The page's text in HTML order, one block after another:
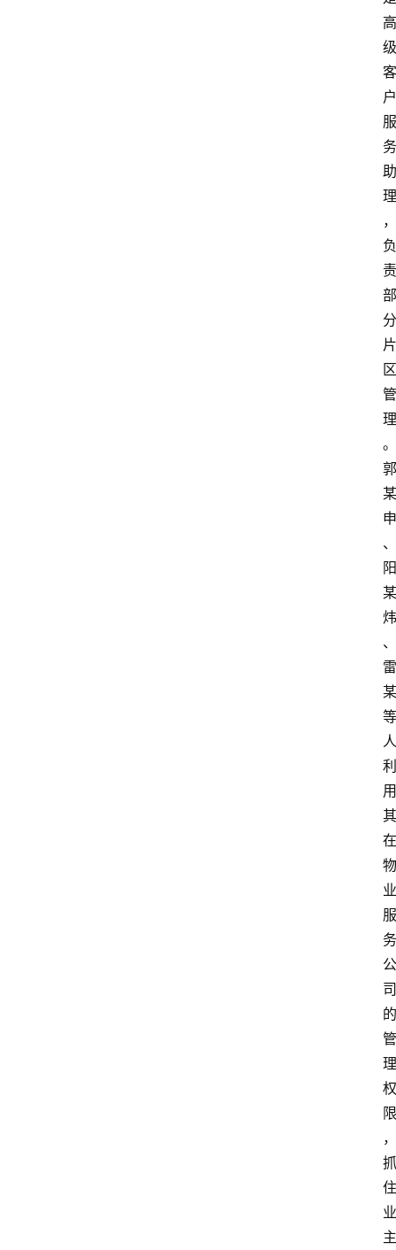
高
级
客
户
服
务
助
理
，
负
责
部
分
片
区
管
理
。
郭
某
申
、
阳
某
炜
、
雷
某
等
人
利
用
其
在
物
业
服
务
公
司
的
管
理
权
限
，
抓
住
业
主